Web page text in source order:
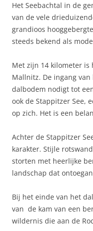
Het Seebachtal in de
van de vele
grandioos
steeds bekend als
Met zijn 14 kilometer is
Mallnitz. De ingang
dalbodem nodigt tot
ook de Stappitzer See,
op zich. Het is een
Achter de Stappitzer
karakter. Stijle
storten met heerlijke
landschap dat
Bij het einde van het
van de kam van een
wildernis die aan de